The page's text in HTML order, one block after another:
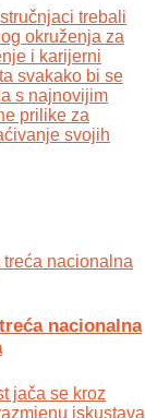
trebali
okruženja za
i karijerni
svakako bi se
s najnovijim
prilike za
svojih
nacionalna
jača se kroz
iskustava